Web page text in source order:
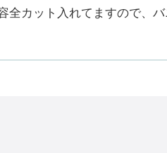
全カット入れてますので、